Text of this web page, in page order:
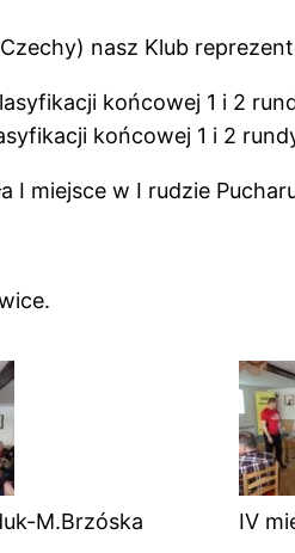
nasz Klub
końcowej 1 i 2
końcowej 1 i 2
I miejsce w I rudzie
M.Brzóska IV